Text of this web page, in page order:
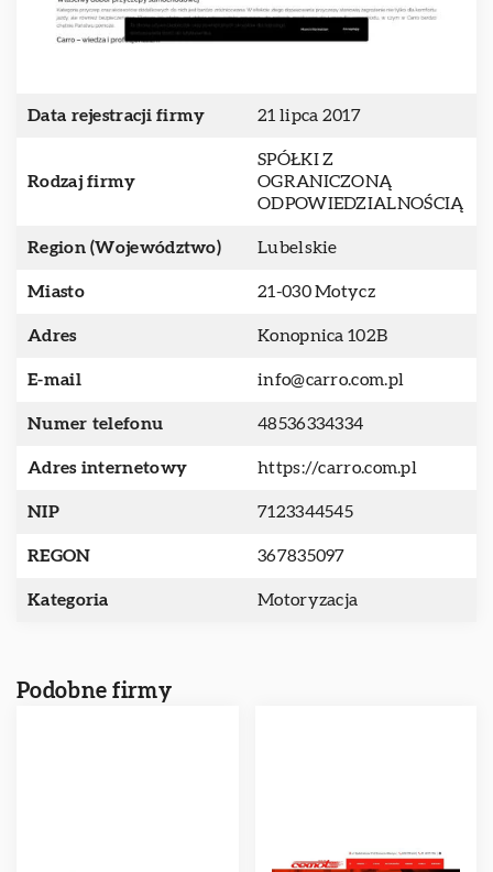
Data rejestracji firmy 21 lipca 2017
Rodzaj firmy
SPÓŁKI Z
OGRANICZONĄ
ODPOWIEDZIALNOŚCIĄ
Region (Województwo) Lubelskie
Miasto 21-030 Motycz
Adres Konopnica 102B
E-mail info@carro.com.pl
Numer telefonu 48536334334
Adres internetowy https://carro.com.pl
NIP 7123344545
REGON 367835097
Kategoria Motoryzacja
Podobne firmy